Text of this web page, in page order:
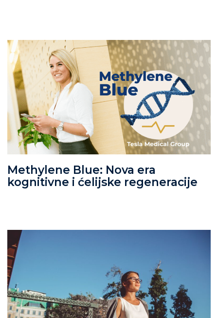
Methylene Blue: Nova era
kognitivne i ćelijske regeneracije